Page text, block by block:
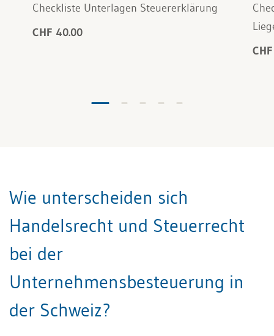
Checkliste Unterlagen Steuererklärung
CHF 40.00
Wie unterscheiden sich
Handelsrecht und Steuerrecht
bei der
Unternehmensbesteuerung in
der Schweiz?